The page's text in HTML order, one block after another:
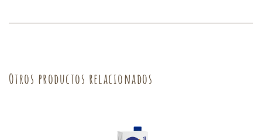
Otros productos relacionados